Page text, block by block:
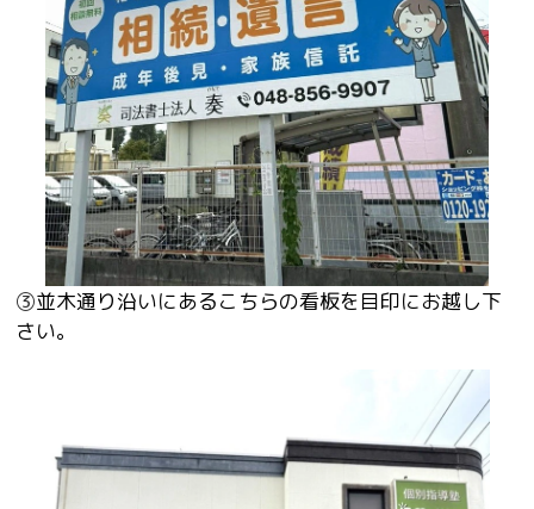
③並木通り沿いにあるこちらの看板を目印にお越し下
さい。